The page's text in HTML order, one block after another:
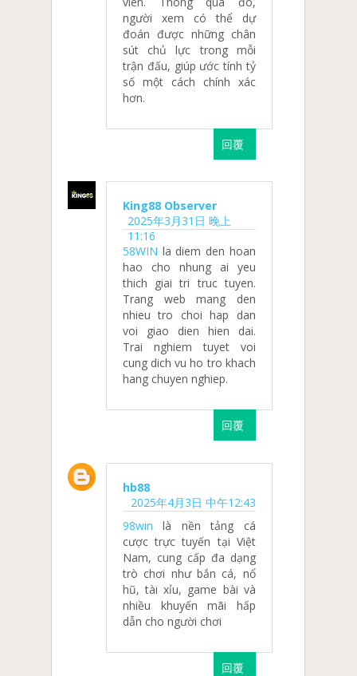
người xem có thể dự
đoán được những chân
sút chủ lực trong mỗi
trận đấu, giúp ước tính tỷ
số một cách chính xác
hơn.
回覆
King88 Observer
2025年3月31日 晚上
11:16
58WIN la diem den hoan
hao cho nhung ai yeu
thich giai tri truc tuyen.
Trang web mang den
nhieu tro choi hap dan
voi giao dien hien dai.
Trai nghiem tuyet voi
cung dich vu ho tro khach
hang chuyen nghiep.
回覆
hb88
2025年4月3日 中午12:43
98win là nền tảng cá
cược trực tuyến tại Việt
Nam, cung cấp đa dạng
trò chơi như bắn cá, nổ
hũ, tài xỉu, game bài và
nhiều khuyến mãi hấp
dẫn cho người chơi
回覆